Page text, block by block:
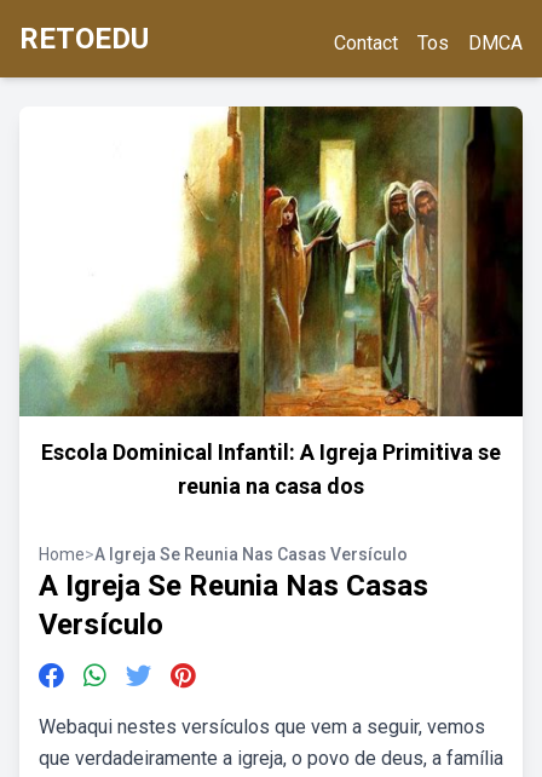
RETOEDU Contact Tos DMCA
Escola Dominical Infantil: A Igreja Primitiva se
reunia na casa dos
Home>A Igreja Se Reunia Nas Casas Versículo
A Igreja Se Reunia Nas Casas
Versículo
Webaqui nestes versículos que vem a seguir, vemos
que verdadeiramente a igreja, o povo de deus, a família